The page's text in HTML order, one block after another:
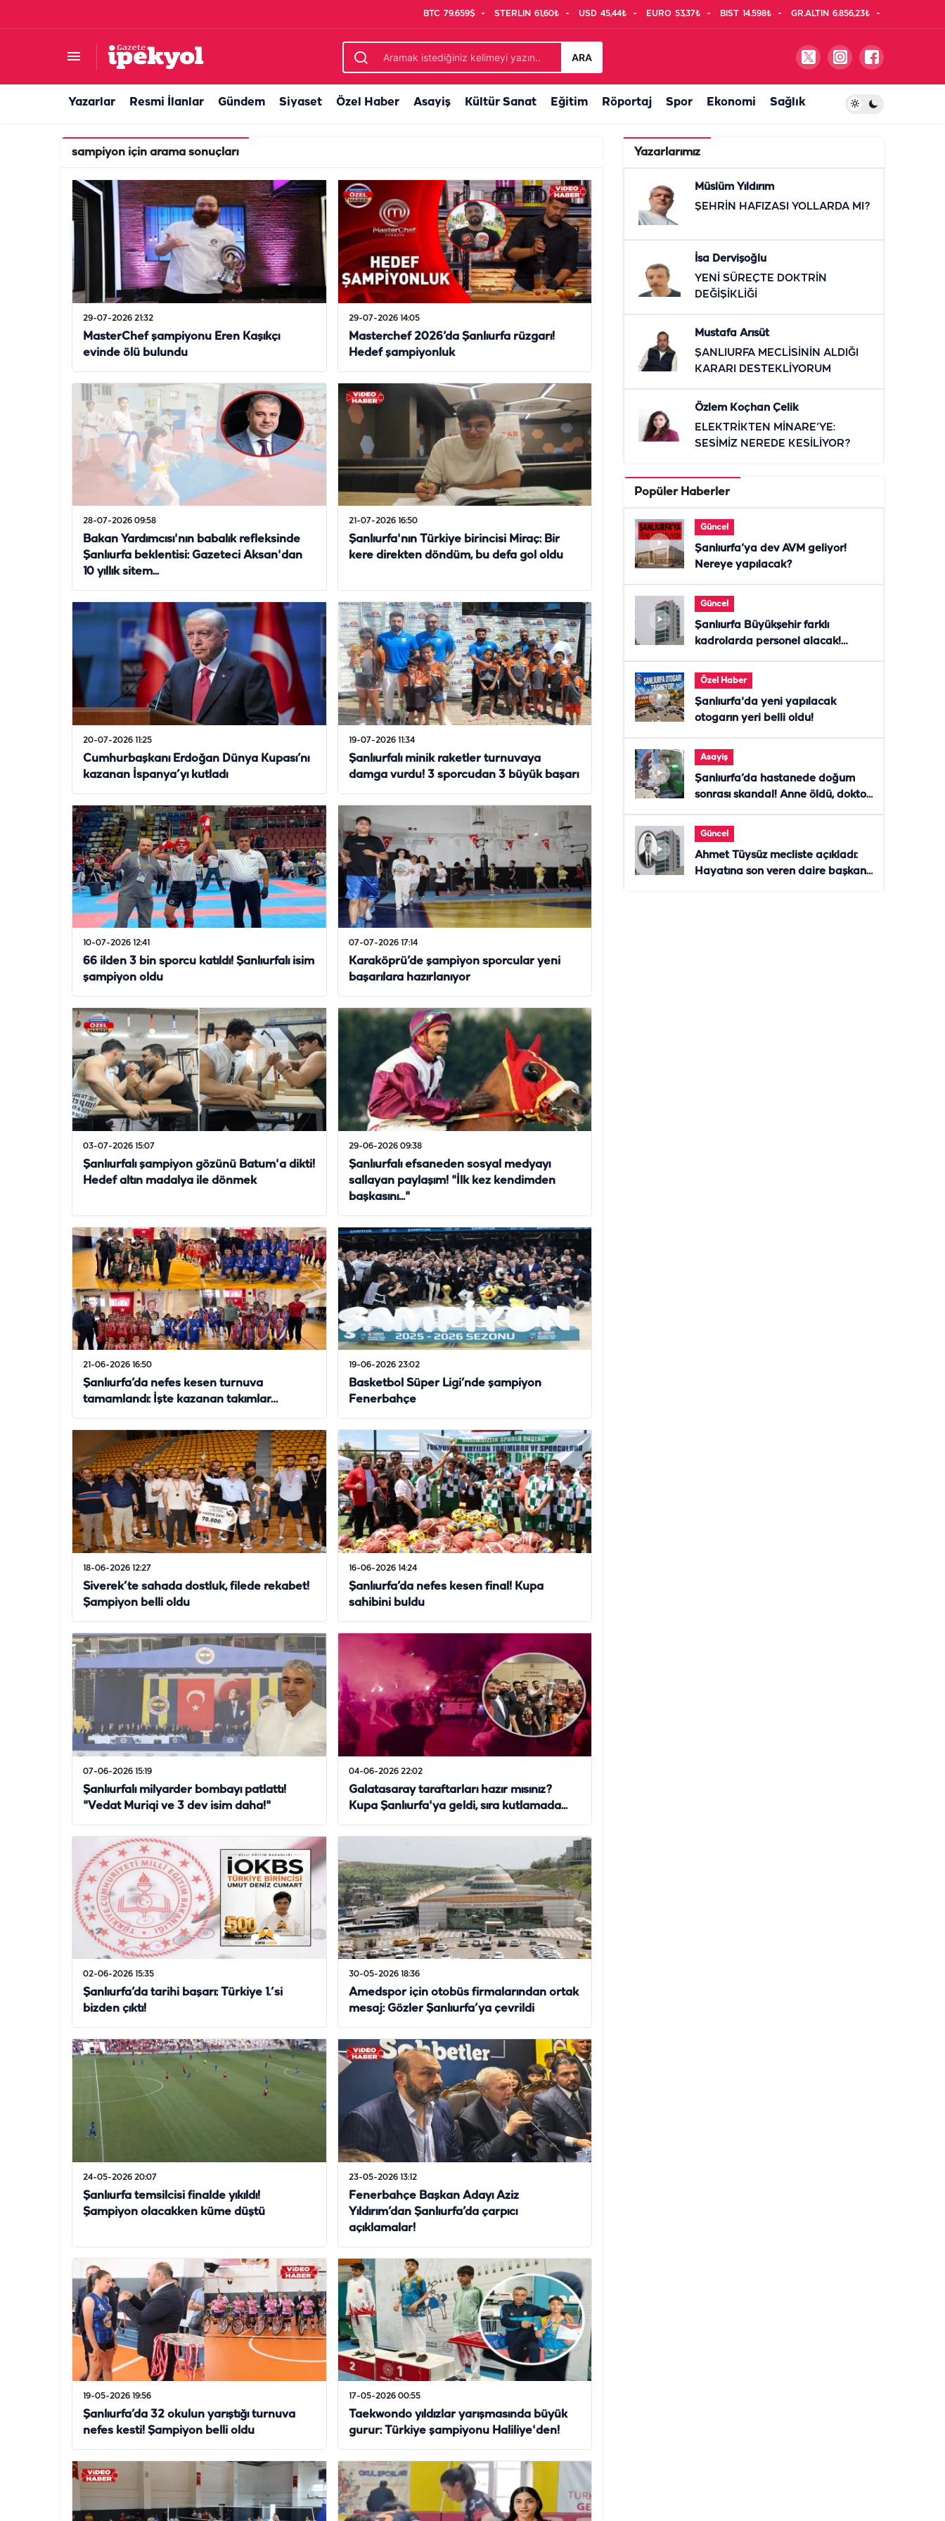
BTC 79.659$ STERLIN 61,60₺ USD 45,44₺ EURO 53,37₺ BIST 14.598₺ GR.ALTIN 6.856,23₺
ARA
Yazarlar Resmi İlanlar Gündem Siyaset Özel Haber Asayiş Kültür Sanat Eğitim Röportaj Spor Ekonomi Sağlık
sampiyon için arama sonuçları
29-07-2026 21:32
MasterChef şampiyonu Eren Kaşıkçı
evinde ölü bulundu
29-07-2026 14:05
Masterchef 2026’da Şanlıurfa rüzgarı!
Hedef şampiyonluk
28-07-2026 09:58
Bakan Yardımcısı'nın babalık refleksinde
Şanlıurfa beklentisi: Gazeteci Aksan'dan
10 yıllık sitem...
21-07-2026 16:50
Şanlıurfa'nın Türkiye birincisi Miraç: Bir
kere direkten döndüm, bu defa gol oldu
20-07-2026 11:25
Cumhurbaşkanı Erdoğan Dünya Kupası’nı
kazanan İspanya’yı kutladı
19-07-2026 11:34
Şanlıurfalı minik raketler turnuvaya
damga vurdu! 3 sporcudan 3 büyük başarı
10-07-2026 12:41
66 ilden 3 bin sporcu katıldı! Şanlıurfalı isim
şampiyon oldu
07-07-2026 17:14
Karaköprü’de şampiyon sporcular yeni
başarılara hazırlanıyor
03-07-2026 15:07
Şanlıurfalı şampiyon gözünü Batum'a dikti!
Hedef altın madalya ile dönmek
29-06-2026 09:38
Şanlıurfalı efsaneden sosyal medyayı
sallayan paylaşım! "İlk kez kendimden
başkasını..."
21-06-2026 16:50
Şanlıurfa’da nefes kesen turnuva
tamamlandı: İşte kazanan takımlar…
19-06-2026 23:02
Basketbol Süper Ligi’nde şampiyon
Fenerbahçe
18-06-2026 12:27
Siverek’te sahada dostluk, filede rekabet!
Şampiyon belli oldu
16-06-2026 14:24
Şanlıurfa’da nefes kesen final! Kupa
sahibini buldu
07-06-2026 15:19
Şanlıurfalı milyarder bombayı patlattı!
"Vedat Muriqi ve 3 dev isim daha!"
04-06-2026 22:02
Galatasaray taraftarları hazır mısınız?
Kupa Şanlıurfa'ya geldi, sıra kutlamada...
02-06-2026 15:35
Şanlıurfa’da tarihi başarı: Türkiye 1.’si
bizden çıktı!
30-05-2026 18:36
Amedspor için otobüs firmalarından ortak
mesaj: Gözler Şanlıurfa’ya çevrildi
24-05-2026 20:07
Şanlıurfa temsilcisi finalde yıkıldı!
Şampiyon olacakken küme düştü
23-05-2026 13:12
Fenerbahçe Başkan Adayı Aziz
Yıldırım’dan Şanlıurfa’da çarpıcı
açıklamalar!
19-05-2026 19:56
Şanlıurfa’da 32 okulun yarıştığı turnuva
nefes kesti! Şampiyon belli oldu
17-05-2026 00:55
Taekwondo yıldızlar yarışmasında büyük
gurur: Türkiye şampiyonu Haliliye'den!
Yazarlarımız
Müslüm Yıldırım
ŞEHRİN HAFIZASI YOLLARDA MI?
İsa Dervişoğlu
YENİ SÜREÇTE DOKTRİN
DEĞİŞİKLİĞİ
Mustafa Arısüt
ŞANLIURFA MECLİSİNİN ALDIĞI
KARARI DESTEKLİYORUM
Özlem Koçhan Çelik
ELEKTRİKTEN MİNARE’YE:
SESİMİZ NEREDE KESİLİYOR?
Popüler Haberler
Güncel
Şanlıurfa’ya dev AVM geliyor!
Nereye yapılacak?
Güncel
Şanlıurfa Büyükşehir farklı
kadrolarda personel alacak!
Özel Haber
Şanlıurfa'da yeni yapılacak
otogarın yeri belli oldu!
Asayiş
Şanlıurfa’da hastanede doğum
sonrası skandal! Anne öldü, doktor
Güncel
Ahmet Tüysüz mecliste açıkladı:
Hayatına son veren daire başkanı